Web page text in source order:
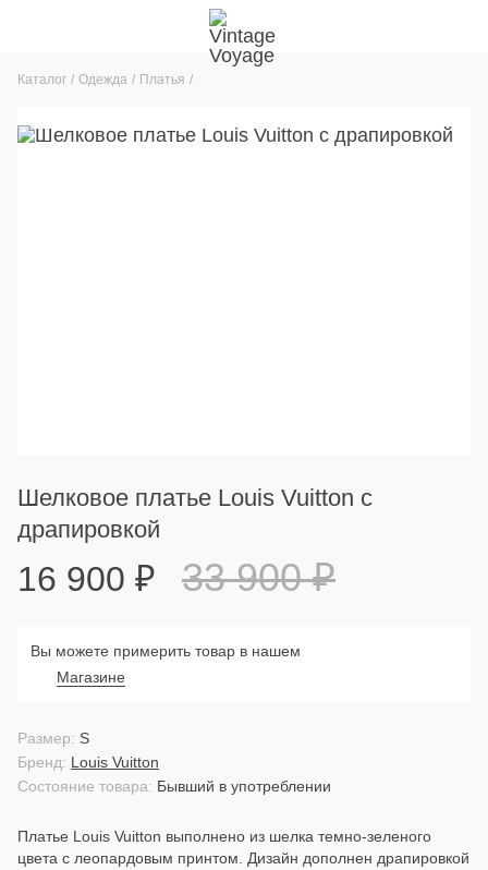
Каталог Одежда Платья
Шелковое платье Louis Vuitton с
драпировкой
16 900 ₽ 33 900₽
Вы можете примерить товар в нашем
Магазине
Состояние товара: Бывший в употреблении
Бренд: Louis Vuitton
Размер: S
Платье Louis Vuitton выполнено из шелка темно-зеленого
цвета с леопардовым принтом. Дизайн дополнен драпировкой